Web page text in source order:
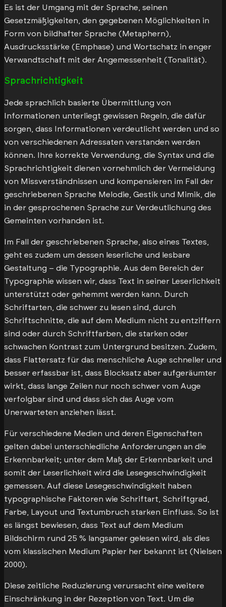
Es ist der Umgang mit der Sprache, seinen
Gesetzmäßigkeiten, den gegebenen Möglichkeiten in
Form von bildhafter Sprache (Metaphern),
Ausdrucksstärke (Emphase) und Wortschatz in enger
Verwandtschaft mit der Angemessenheit (Tonalität).
Sprachrichtigkeit
Jede sprachlich basierte Übermittlung von
Informationen unterliegt gewissen Regeln, die dafür
sorgen, dass Informationen verdeutlicht werden und so
von verschiedenen Adressaten verstanden werden
können. Ihre korrekte Verwendung, die Syntax und die
Sprachrichtigkeit dienen vornehmlich der Vermeidung
von Missverständnissen und kompensieren im Fall der
geschriebenen Sprache Melodie, Gestik und Mimik, die
in der gesprochenen Sprache zur Verdeutlichung des
Gemeinten vorhanden ist.
Im Fall der geschriebenen Sprache, also eines Textes,
geht es zudem um dessen leserliche und lesbare
Gestaltung – die Typographie. Aus dem Bereich der
Typographie wissen wir, dass Text in seiner Leserlichkeit
unterstützt oder gehemmt werden kann. Durch
Schriftarten, die schwer zu lesen sind, durch
Schriftschnitte, die auf dem Medium nicht zu entziffern
sind oder durch Schriftfarben, die starken oder
schwachen Kontrast zum Untergrund besitzen. Zudem,
dass Flattersatz für das menschliche Auge schneller und
besser erfassbar ist, dass Blocksatz aber aufgeräumter
wirkt, dass lange Zeilen nur noch schwer vom Auge
verfolgbar sind und dass sich das Auge vom
Unerwarteten anziehen lässt.
Für verschiedene Medien und deren Eigenschaften
gelten dabei unterschiedliche Anforderungen an die
Erkennbarkeit; unter dem Maß der Erkennbarkeit und
somit der Leserlichkeit wird die Lesegeschwindigkeit
gemessen. Auf diese Lesegeschwindigkeit haben
typographische Faktoren wie Schriftart, Schriftgrad,
Farbe, Layout und Textumbruch starken Einfluss. So ist
es längst bewiesen, dass Text auf dem Medium
Bildschirm rund 25 % langsamer gelesen wird, als dies
vom klassischen Medium Papier her bekannt ist (Nielsen
2000).
Diese zeitliche Reduzierung verursacht eine weitere
Einschränkung in der Rezeption von Text. Um die